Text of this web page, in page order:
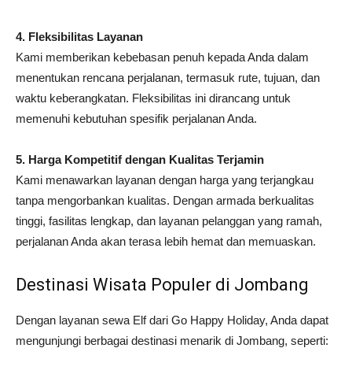
4. Fleksibilitas Layanan
Kami memberikan kebebasan penuh kepada Anda dalam
menentukan rencana perjalanan, termasuk rute, tujuan, dan
waktu keberangkatan. Fleksibilitas ini dirancang untuk
memenuhi kebutuhan spesifik perjalanan Anda.
5. Harga Kompetitif dengan Kualitas Terjamin
Kami menawarkan layanan dengan harga yang terjangkau
tanpa mengorbankan kualitas. Dengan armada berkualitas
tinggi, fasilitas lengkap, dan layanan pelanggan yang ramah,
perjalanan Anda akan terasa lebih hemat dan memuaskan.
Destinasi Wisata Populer di Jombang
Dengan layanan sewa Elf dari Go Happy Holiday, Anda dapat
mengunjungi berbagai destinasi menarik di Jombang, seperti: